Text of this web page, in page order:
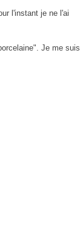
l'instant je ne l'ai
Je me suis